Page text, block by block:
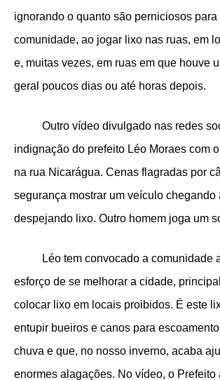
ignorando o quanto são perniciosos para
comunidade, ao jogar lixo nas ruas, em
e, muitas vezes, em ruas em que houve
geral poucos dias ou até horas depois.
Outro vídeo divulgado nas redes
indignação do prefeito Léo Moraes com
na rua Nicarágua. Cenas flagradas por
segurança mostrar um veículo chegando
despejando lixo. Outro homem joga um
Léo tem convocado a comunidade a
esforço de se melhorar a cidade,
colocar lixo em locais proibidos. É este
entupir bueiros e canos para
chuva e que, no nosso inverno, acaba
enormes alagações. No vídeo, o Prefeito